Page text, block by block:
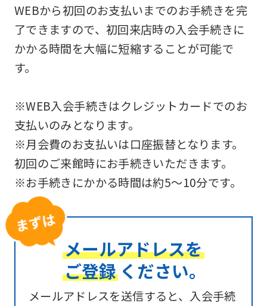
WEBから初回のお支払いまでのお手続きを完
了できますので、初回来店時の入会手続きに
かかる時間を大幅に短縮することが可能で
す。
※WEB入会手続きはクレジットカードでのお
支払いのみとなります。
※月会費のお支払いは口座振替となります。
初回のご来館時にお手続きいただきます。
※お手続きにかかる時間は約5～10分です。
メールアドレスを
ご登録 ください。
メールアドレスを送信すると、入会手続